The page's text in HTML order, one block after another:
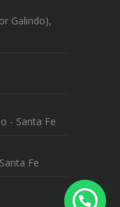
Galindo),
- Santa Fe
Fe